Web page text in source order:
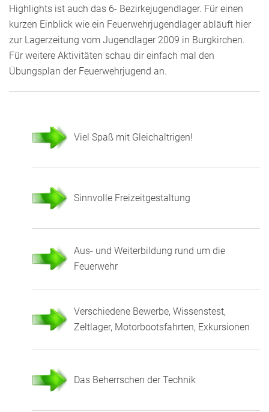
Highlights ist auch das 6- Bezirkejugendlager. Für einen
kurzen Einblick wie ein Feuerwehrjugendlager abläuft hier
zur Lagerzeitung vom Jugendlager 2009 in Burgkirchen.
Für weitere Aktivitäten schau dir einfach mal den
Übungsplan der Feuerwehrjugend an.
Viel Spaß mit Gleichaltrigen!
Sinnvolle Freizeitgestaltung
Aus- und Weiterbildung rund um die
Feuerwehr
Verschiedene Bewerbe, Wissenstest,
Zeltlager, Motorbootsfahrten, Exkursionen
Das Beherrschen der Technik